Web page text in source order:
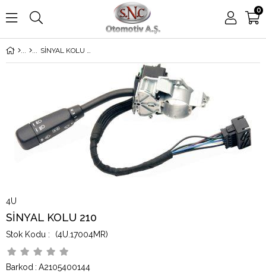
0
SİNYAL KOLU 210
4U
SİNYAL KOLU 210
(4U.17004MR)
Barkod : A2105400144